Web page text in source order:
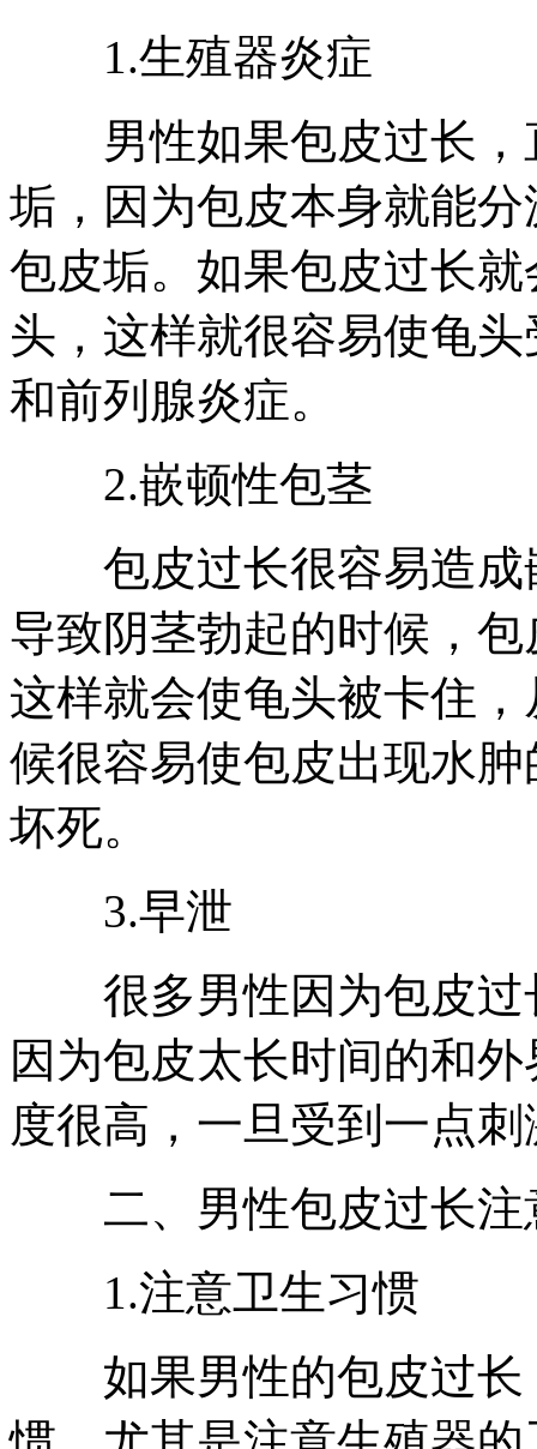
1.生殖器炎症
男性如果包皮过长，
垢，因为包皮本身就能
包皮垢。如果包皮过长
头，这样就很容易使龟
和前列腺炎症。
2.嵌顿性包茎
包皮过长很容易造成
导致阴茎勃起的时候，
这样就会使龟头被卡住
候很容易使包皮出现水
坏死。
3.早泄
很多男性因为包皮过
因为包皮太长时间的和
度很高，一旦受到一点
二、男性包皮过长注
1.注意卫生习惯
如果男性的包皮过长